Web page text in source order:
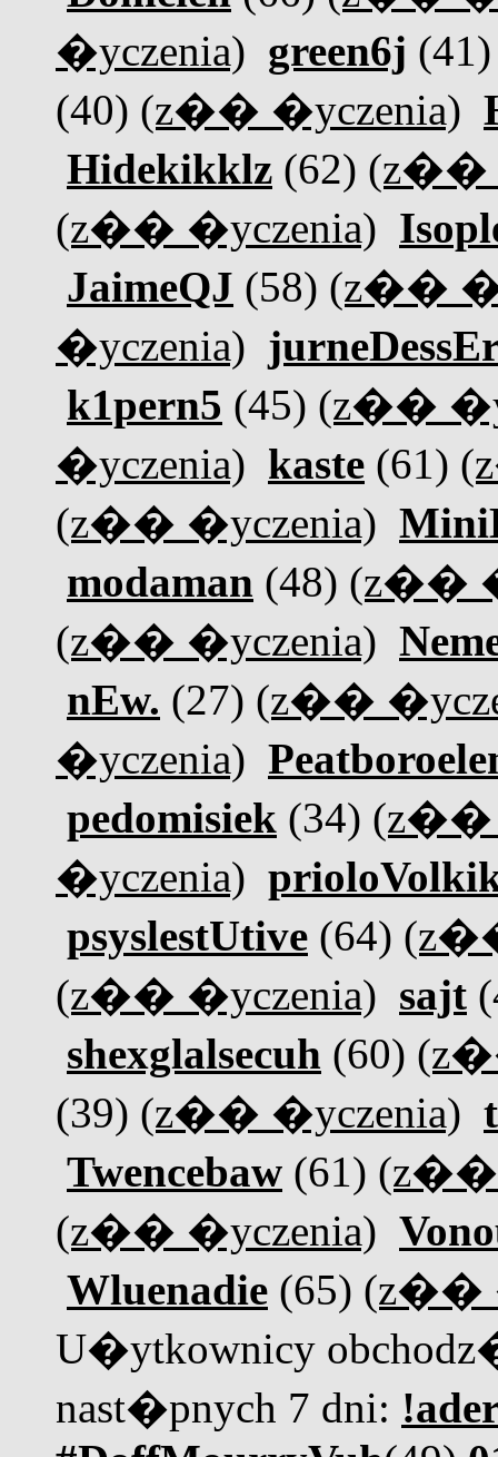
�yczenia) green6j
(40) (z�� �yczenia)
Hidekikklz (62) (z��
(z�� �yczenia)
JaimeQJ (58) (z��
�yczenia)
k1pern5 (45) (z��
�yczenia) kaste (61)
(z�� �yczenia)
modaman (48) (z��
(z�� �yczenia)
nEw. (27) (z��
�yczenia)
pedomisiek (34) (z��
�yczenia)
psyslestUtive (64)
(z�� �yczenia) sajt
shexglalsecuh (60)
(39) (z�� �yczenia)
Twencebaw (61) (z��
(z�� �yczenia)
Wluenadie (65) (z��
U�ytkownicy
nast�pnych 7 dni: